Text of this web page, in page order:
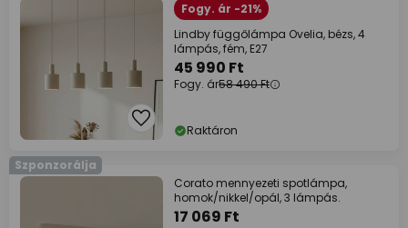
Fogy. ár -21%
Lindby függőlámpa Ovelia, bézs, 4
lámpás, fém, E27
45 990 Ft
Fogy. ár58 490 Ft
Raktáron
Szponzorálja
Corato mennyezeti spotlámpa,
homok/nikkel/opál, 3 lámpás.
17 069 Ft